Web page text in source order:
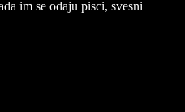
im se odaju pisci, svesni